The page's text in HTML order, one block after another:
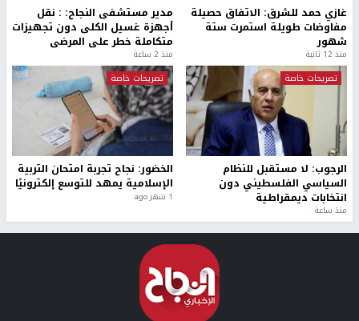
غازي حمد للشرق: الاتفاق حصيلة
مفاوضات طويلة استمرت ستة
شهور
منذ 12 ثانية
مدير مستشفى النجاح: : نقل
أجهزة غسيل الكلى دون تجهيزات
متكاملة خطر على المرضى
منذ 2 ساعة
تصريحات خاصة
الرجوب: لا مستقبل للنظام
السياسي الفلسطيني دون
انتخابات ديمقراطية
منذ ساعة
تصريحات خاصة
الخضور: نجاح تجربة امتحان التربية
الإسلامية يمهد للتوسع إلكترونيًا
1 شهر ago